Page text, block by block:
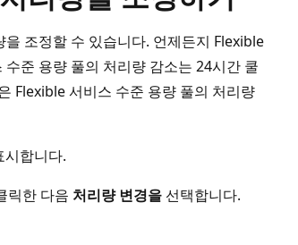
조정할 수 있습니다. 언제든지 Flexible
준 용량 풀의 처리량 감소는 24시간 쿨
Flexible 서비스 수준 용량 풀의 처리량
시합니다.
릭한 다음 처리량 변경을 선택합니다.